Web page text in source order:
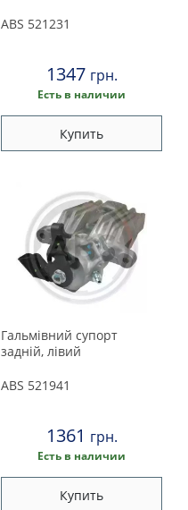
ABS 521231
1347 грн.
Есть в наличии
Купить
Гальмiвний супорт
заднiй, лiвий
ABS 521941
1361 грн.
Есть в наличии
Купить